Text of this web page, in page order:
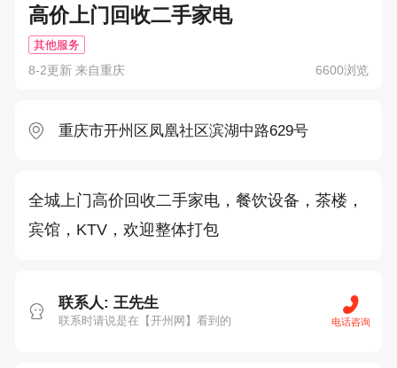
高价上门回收二手家电
其他服务
8-2更新 来自重庆 6600浏览
重庆市开州区凤凰社区滨湖中路629号
全城上门高价回收二手家电，餐饮设备，茶楼，
宾馆，KTV，欢迎整体打包
联系人: 王先生
联系时请说是在【开州网】看到的 电话咨询